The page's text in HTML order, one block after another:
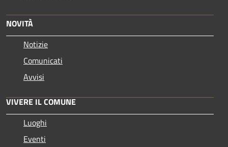
NOVITÀ
Notizie
Comunicati
Avvisi
VIVERE IL COMUNE
Luoghi
Eventi